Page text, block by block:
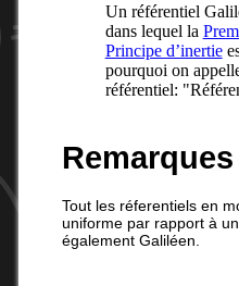
Un référentiel
dans lequel la
Principe d’inertie
pourquoi on
référentiel:
Remarques
Tout les réferentiels en
uniforme par rapport à
également Galiléen.